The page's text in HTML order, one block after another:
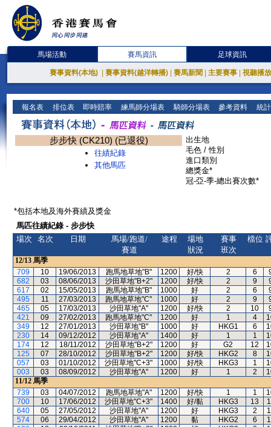
馬場活動 賽馬資訊 足球資訊
賽事資料(本地) 賽事資料(越洋轉播) 賽馬新聞 主要賽事 視聽播
報名表 排位表 即時賠率 練馬師分場表 騎師分場表 參考資料 統
步步快 (CK210) (已退役)
往績紀錄
其他馬匹
出生地
毛色 / 性別
進口類別
總獎金*
冠-亞-季-總出賽次數*
*包括本地及海外賽績及獎金
馬匹往績紀錄 - 步步快
場次
名次 日期
馬場/跑道/
賽道
途程
場地
狀況
賽事
班次
檔位
12/13 馬季
709
10 19/06/2013 跑馬地草地"B" 1200 好/快 2 6
682
03 08/06/2013 沙田草地"B+2" 1200 好/快 2 9
617
02 15/05/2013 跑馬地草地"B" 1000 好 2 6
495
11 27/03/2013 跑馬地草地"C" 1000 好 2 9
465
05 17/03/2013 沙田草地"A" 1200 好/快 2 10
421
09 27/02/2013 跑馬地草地"C" 1200 好 1 4
349
12 27/01/2013 沙田草地"B" 1000 好 HKG1 6
230
14 09/12/2012 沙田草地"A" 1400 好 1 1
174
12 18/11/2012 沙田草地"B+2" 1200 好 G2 12
125
07 28/10/2012 沙田草地"B+2" 1200 好/快 HKG2 8
057
03 01/10/2012 沙田草地"C+3" 1000 好/快 HKG3 1
003
03 08/09/2012 沙田草地"A" 1200 好 1 2
11/12 馬季
739
03 04/07/2012 跑馬地草地"A" 1200 好/快 1 1
700
10 17/06/2012 沙田草地"C+3" 1400 好/黏 HKG3 13
640
05 27/05/2012 沙田草地"A" 1200 好 HKG3 2
574
06 29/04/2012 沙田草地"A" 1200 黏 HKG2 6